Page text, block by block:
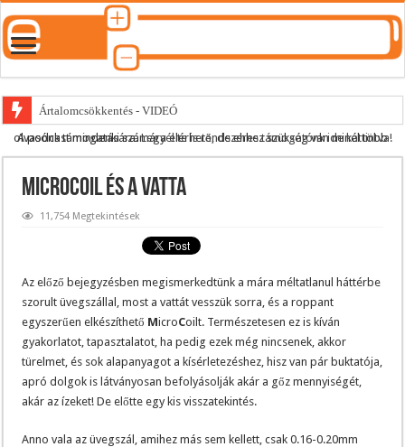
Ártalomcsökkentés - VIDEÓ
E-cigi használati szokások 2.0
Párásító podcast lejátszási lista
A podcast mindenki számára elérhető, de ehhez szükség van minél több olvasónk támogatására.Legyél te is rendszeres támogatónk ide kattintva!
Microcoil és a vatta
11,754 Megtekintések
Az előző bejegyzésben megismerkedtünk a mára méltatlanul háttérbe
szorult üvegszállal, most a vattát vesszük sorra, és a roppant
egyszerűen elkészíthető MicroCoilt. Természetesen ez is kíván
gyakorlatot, tapasztalatot, ha pedig ezek még nincsenek, akkor
türelmet, és sok alapanyagot a kísérletezéshez, hisz van pár buktatója,
apró dolgok is látványosan befolyásolják akár a gőz mennyiségét,
akár az ízeket! De előtte egy kis visszatekintés.
Anno vala az üvegszál, amihez más sem kellett, csak 0.16-0.20mm